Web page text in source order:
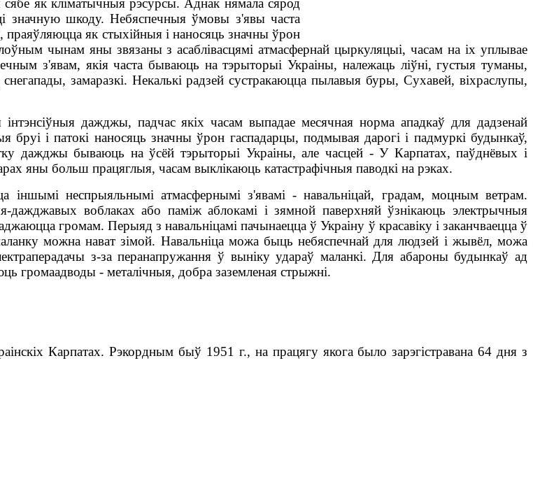
як кліматычныя рэсурсы. Аднак нямала сярод
значную шкоду. Небяспечныя ўмовы з'явы часта
праяўляюцца як стыхійныя і наносяць значны ўрон
чынам яны звязаны з асаблівасцямі атмасфернай цыркуляцыі, часам на іх уплывае
з'явам, якія часта бываюць на тэрыторыі Украіны, належаць ліўні, густыя туманы,
замаразкі. Некалькі радзей сустракаюцца пылавыя буры, Сухавей, віхраслупы,
інтэнсіўныя дажджы, падчас якіх часам выпадае месячная норма ападкаў для дадзенай
бруі і патокі наносяць значны ўрон гаспадарцы, подмывая дарогі і падмуркі будынкаў,
дажджы бываюць на ўсёй тэрыторыі Украіны, але часцей - У Карпатах, паўднёвых і
яны больш працяглыя, часам выклікаюць катастрафічныя паводкі на рэках.
іншымі неспрыяльнымі атмасфернымі з'явамі - навальніцай, градам, моцным ветрам.
дажджавых воблаках або паміж аблокамі і зямной паверхняй ўзнікаюць электрычныя
громам. Перыяд з навальніцамі пачынаецца ў Украіну ў красавіку і заканчваецца ў
можна нават зімой. Навальніца можа быць небяспечнай для людзей і жывёл, можа
з-за перанапружання ў выніку удараў маланкі. Для абароны будынкаў ад
громаадводы - металічныя, добра заземленая стрыжні.
Карпатах. Рэкордным быў 1951 г., на працягу якога было зарэгістравана 64 дня з